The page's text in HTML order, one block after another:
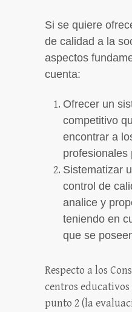
Si se quiere
de calidad a la
aspectos
cuenta:
Ofrecer un
competitivo
encontrar a
profesionales
Sistematizar
control de
analice y
teniendo en
que se
Respecto a los
centros educativos
punto 2 (la